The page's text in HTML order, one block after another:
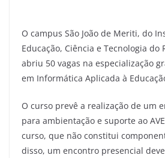
O campus São João de Meriti, do
Educação, Ciência e Tecnologia do
abriu 50 vagas na especialização
em Informática Aplicada à
O curso prevê a realização de um
para ambientação e suporte ao
curso, que não constitui
disso, um encontro presencial